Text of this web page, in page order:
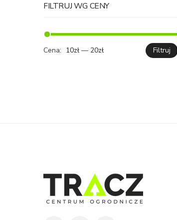
FILTRUJ WG CENY
Filtruj
Cena: 10zł — 20zł